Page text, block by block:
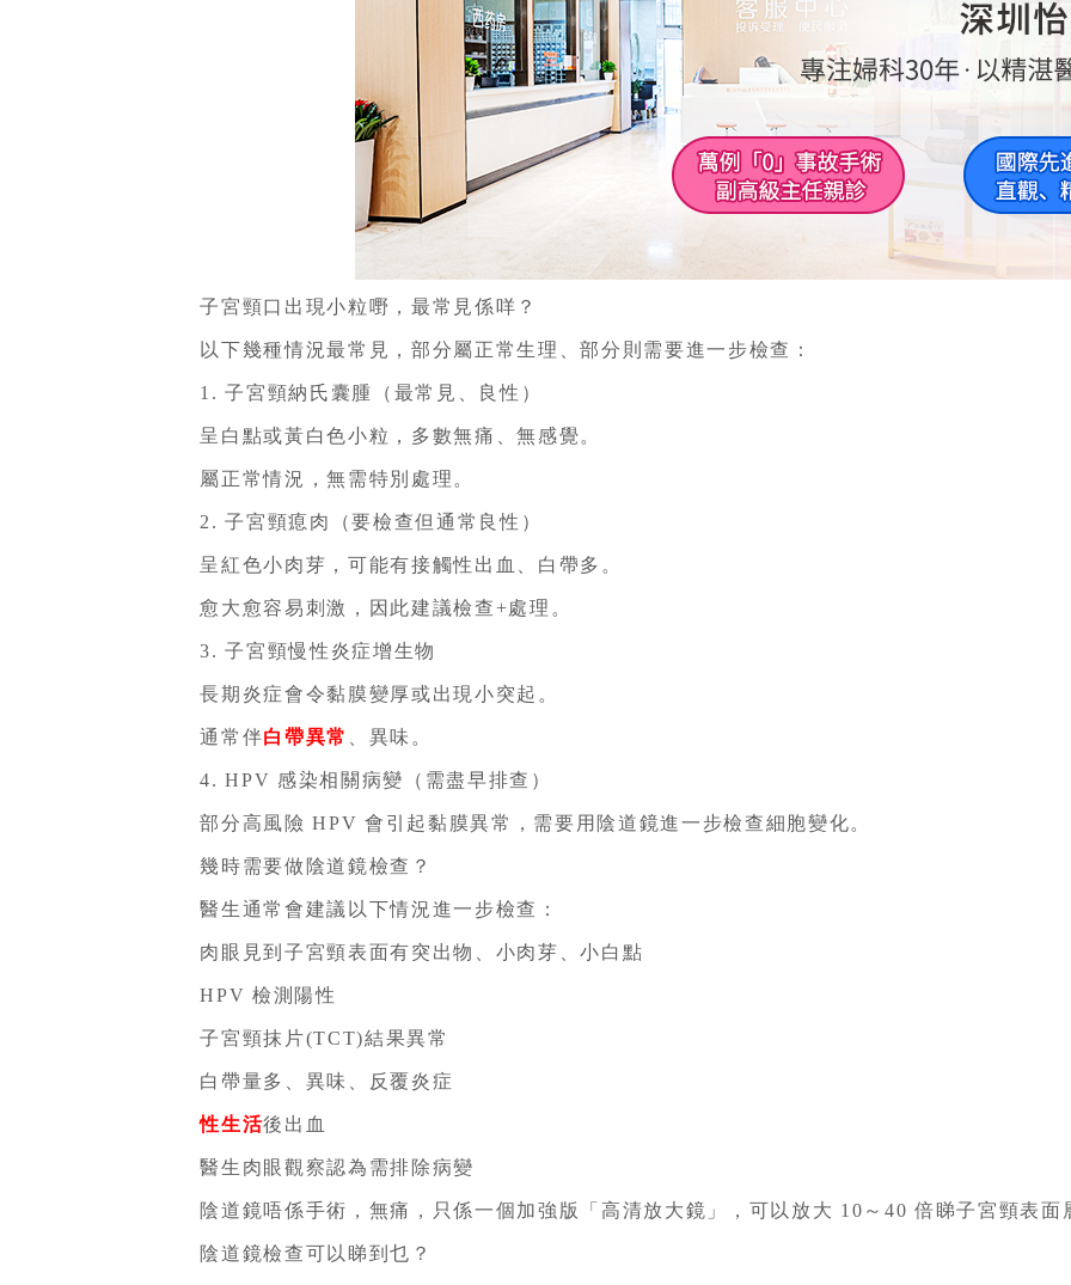
子宮頸口出現小粒嘢，最常見係咩？
以下幾種情況最常見，部分屬正常生理、部分則需要進一步檢查：
1. 子宮頸納氏囊腫（最常見、良性）
呈白點或黃白色小粒，多數無痛、無感覺。
屬正常情況，無需特別處理。
2. 子宮頸瘜肉（要檢查但通常良性）
呈紅色小肉芽，可能有接觸性出血、白帶多。
愈大愈容易刺激，因此建議檢查+處理。
3. 子宮頸慢性炎症增生物
長期炎症會令黏膜變厚或出現小突起。
通常伴白帶異常 、異味。
4. HPV 感染相關病變（需盡早排查）
部分高風險 HPV 會引起黏膜異常，需要用陰道鏡進一步檢查細胞變化。
幾時需要做陰道鏡檢查？
醫生通常會建議以下情況進一步檢查：
肉眼見到子宮頸表面有突出物、小肉芽、小白點
HPV 檢測陽性
子宮頸抹片(TCT)結果異常
白帶量多、異味、反覆炎症
性生活後出血
醫生肉眼觀察認為需排除病變
陰道鏡唔係手術，無痛，只係一個加強版「高清放大鏡」，可以放大 10～40 倍睇子宮頸表面
陰道鏡檢查可以睇到乜？